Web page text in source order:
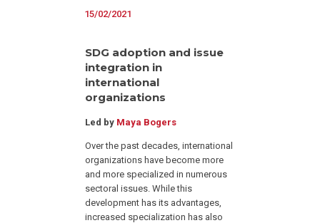
15/02/2021
SDG adoption and issue
integration in
international
organizations
Led by Maya Bogers
Over the past decades, international
organizations have become more
and more specialized in numerous
sectoral issues. While this
development has its advantages,
increased specialization has also